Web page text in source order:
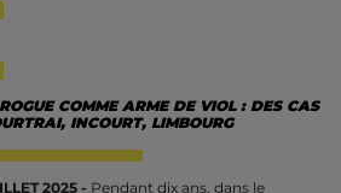
COMME ARME DE VIOL : DES CAS
INCOURT, LIMBOURG
2025 - Pendant dix ans, dans le